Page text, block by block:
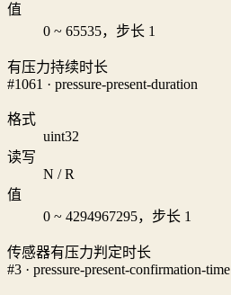
值
0 ~ 65535，步长 1
有压力持续时长
#1061 · pressure-present-duration
格式
uint32
读写
N / R
值
0 ~ 4294967295，步长 1
传感器有压力判定时长
#3 · pressure-present-confirmation-time